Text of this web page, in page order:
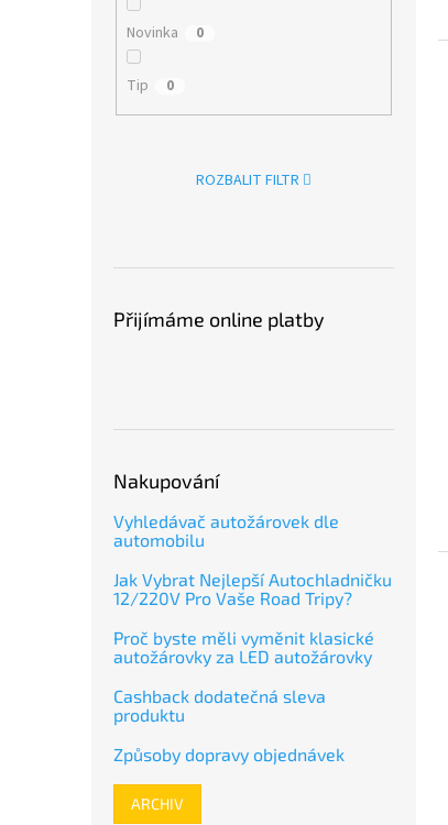
Novinka 0
Tip 0
ROZBALIT FILTR
Přijímáme online platby
Nakupování
Vyhledávač autožárovek dle
automobilu
Jak Vybrat Nejlepší Autochladničku
12/220V Pro Vaše Road Tripy?
Proč byste měli vyměnit klasické
autožárovky za LED autožárovky
Cashback dodatečná sleva
produktu
Způsoby dopravy objednávek
ARCHIV